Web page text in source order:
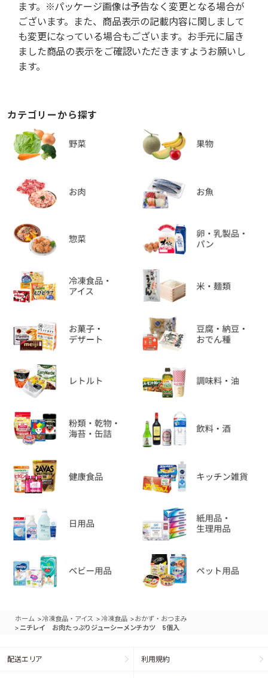
ます。※パッケージ画像は予告なく変更となる場合が
ございます。また、商品表示の記載内容に関しまして
も変更になっている場合もございます。お手元に届き
ました商品の表示をご確認いただきますようお願いし
ます。
カテゴリーから探す
ホーム >冷凍食品・アイス > 冷凍食品 >おかず・おつまみ
> ニチレイ お肉たっぷりジューシーメンチカツ 5個入
配送エリア 利用規約